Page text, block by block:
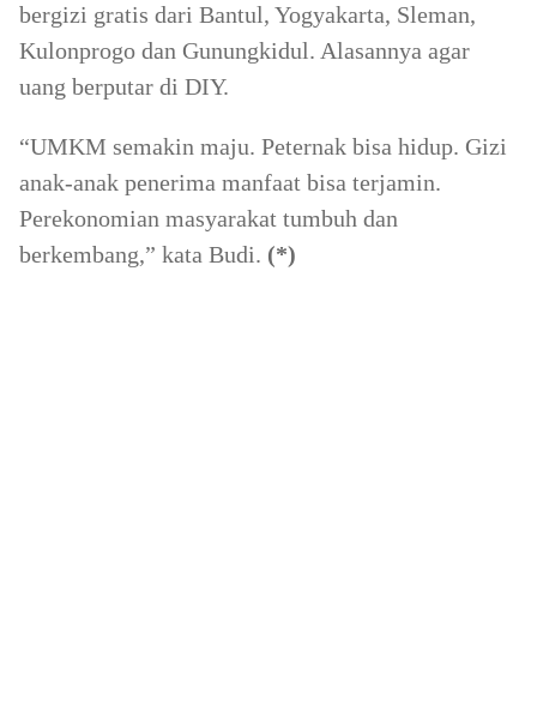
bergizi gratis dari Bantul, Yogyakarta, Sleman,
Kulonprogo dan Gunungkidul. Alasannya agar
uang berputar di DIY.
“UMKM semakin maju. Peternak bisa hidup. Gizi
anak-anak penerima manfaat bisa terjamin.
Perekonomian masyarakat tumbuh dan
berkembang,” kata Budi. (*)